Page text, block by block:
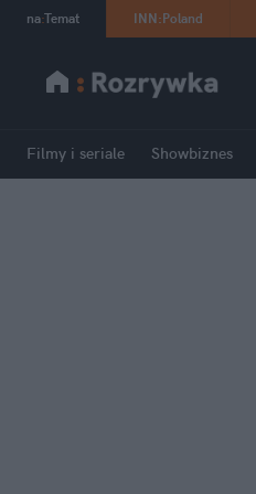
na:Temat INN:Poland
Filmy i seriale Showbiznes